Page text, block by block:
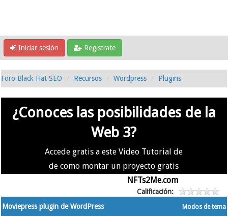
Iniciar sesión Regístrate
Foro Black Hat SEO Recursos Wordpress Plugins
¿Conoces las posibilidades de la
Web 3?
Accede gratis a este Video Tutorial de
de como montar un proyecto gratis
NFTs2Me.com
Calificación:
Modos de tema
Moviepress plugin de WordPress